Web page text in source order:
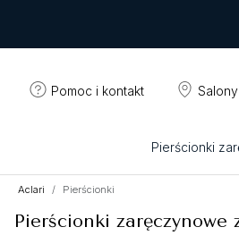
Pomoc i kontakt Salony
Pierścionki
Aclari Pierścionki
Pierścionki